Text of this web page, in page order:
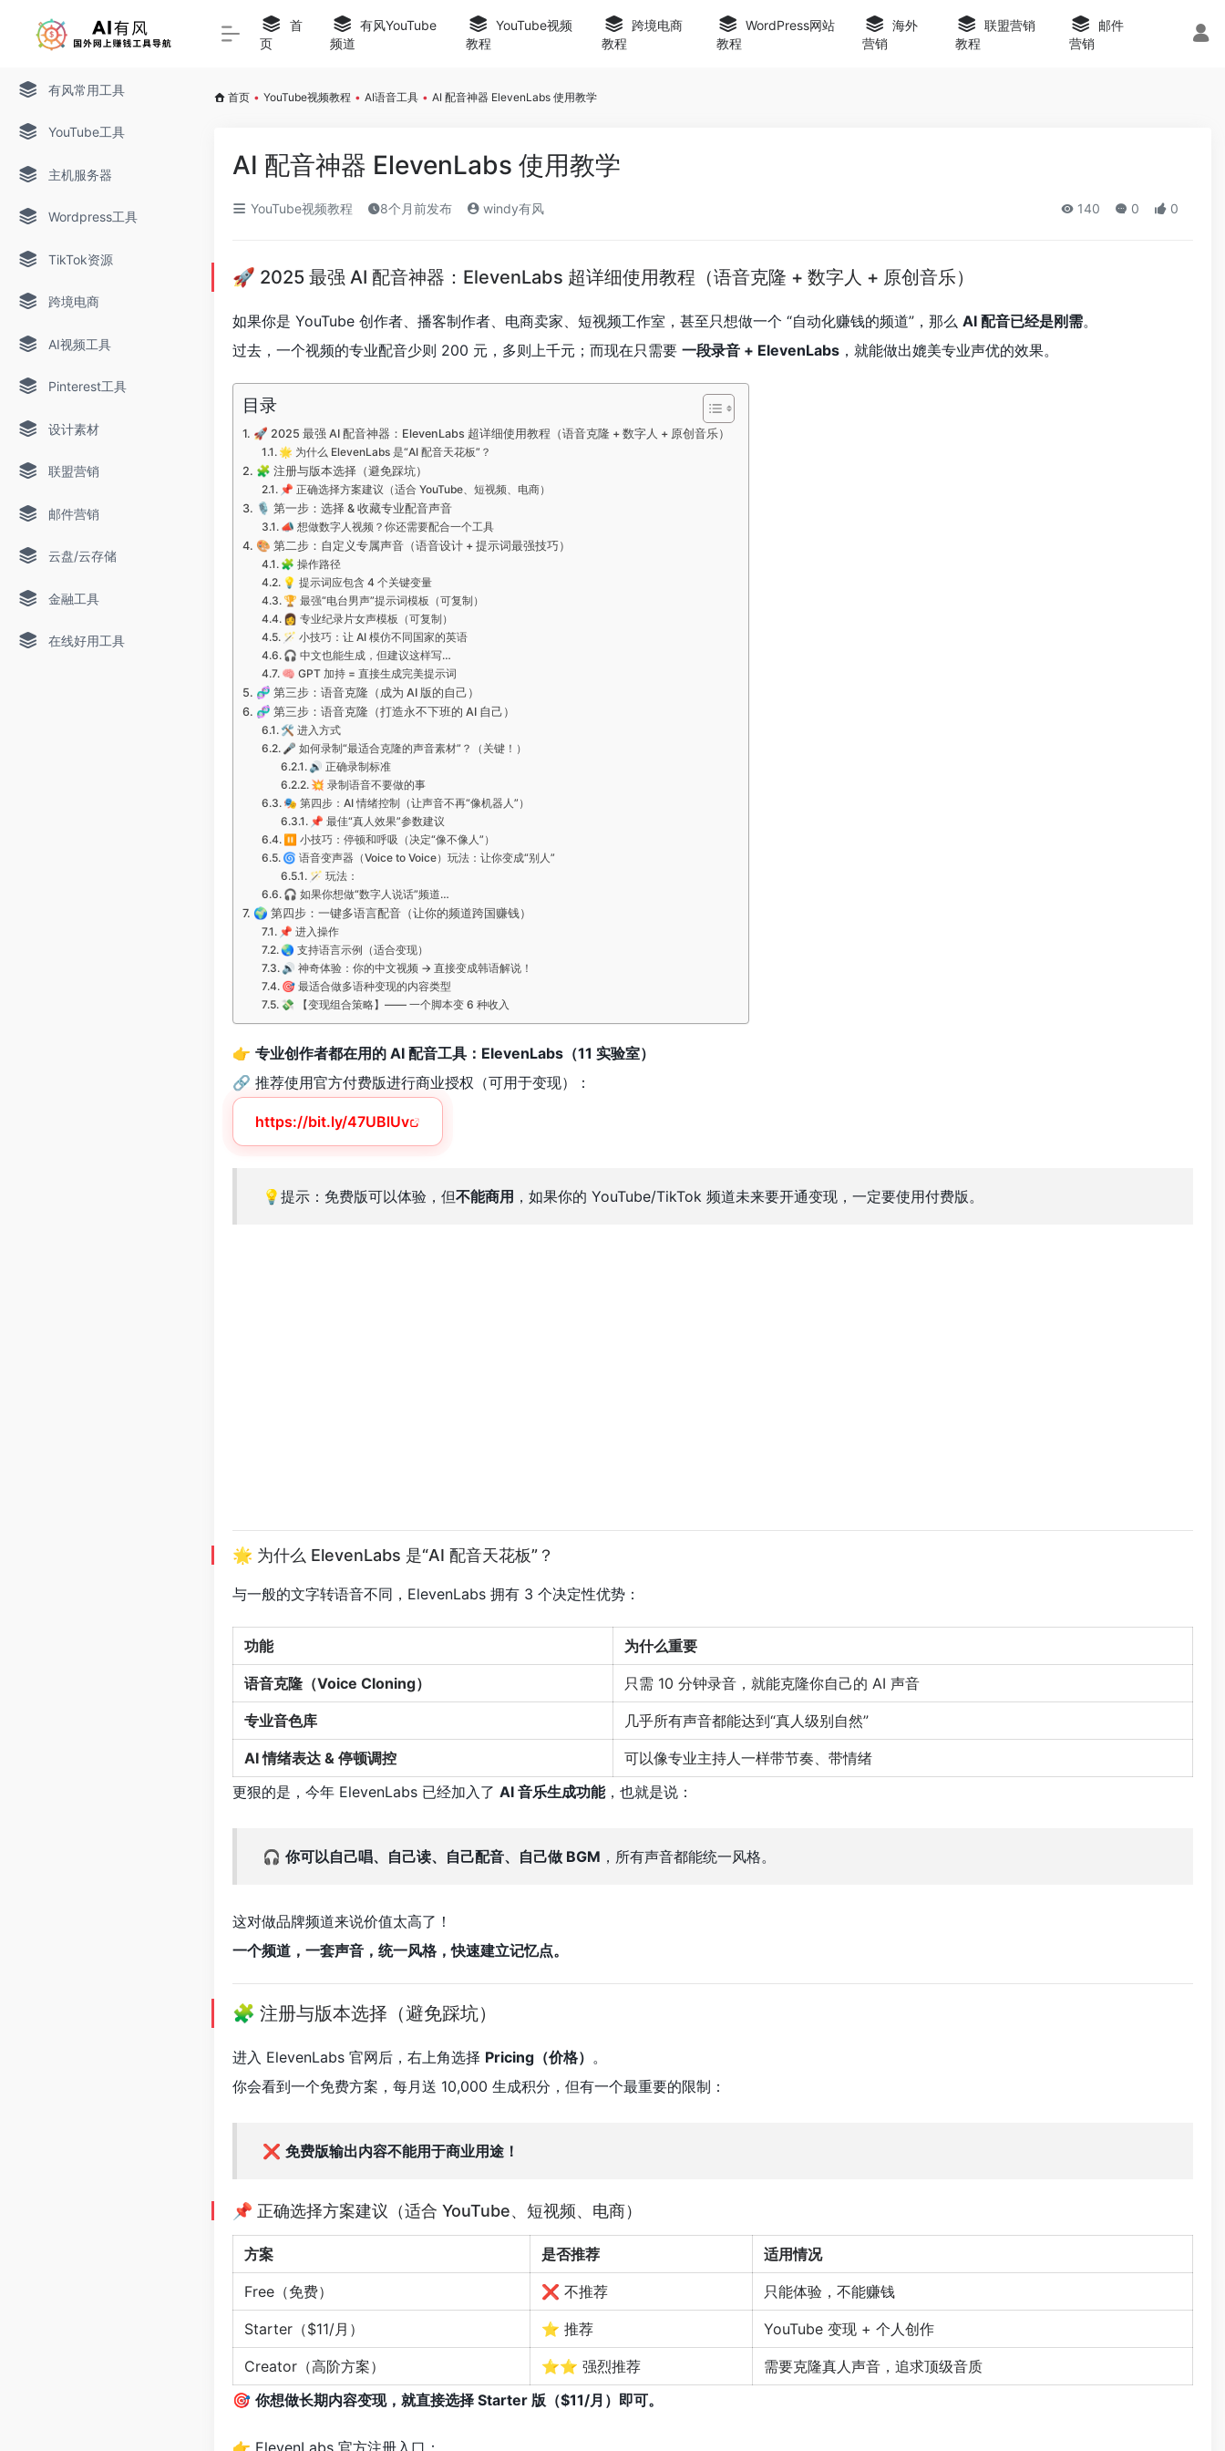
有风常用工具
YouTube工具
主机服务器
Wordpress工具
TikTok资源
跨境电商
AI视频工具
Pinterest工具
设计素材
联盟营销
邮件营销
云盘/云存储
金融工具
在线好用工具
首
页
有风YouTube
频道
YouTube视频
教程
跨境电商
教程
WordPress网站
教程
海外
营销
联盟营销
教程
邮件
营销
首页 • YouTube视频教程 • AI语音工具 • AI 配音神器 ElevenLabs 使用教学
AI 配音神器 ElevenLabs 使用教学
YouTube视频教程 8个月前发布 windy有风 140 0 0
🚀 2025 最强 AI 配音神器：ElevenLabs 超详细使用教程（语音克隆 + 数字人 + 原创音乐）
如果你是 YouTube 创作者、播客制作者、电商卖家、短视频工作室，甚至只想做一个 “自动化赚钱的频道”，那么 AI 配音已经是刚需。
过去，一个视频的专业配音少则 200 元，多则上千元；而现在只需要 一段录音 + ElevenLabs ，就能做出媲美专业声优的效果。
目录
🚀 2025 最强 AI 配音神器：ElevenLabs 超详细使用教程（语音克隆 + 数字人 + 原创音乐）
🌟 为什么 ElevenLabs 是“AI 配音天花板”？
🧩 注册与版本选择（避免踩坑）
📌 正确选择方案建议（适合 YouTube、短视频、电商）
🎙️ 第一步：选择 & 收藏专业配音声音
📣 想做数字人视频？你还需要配合一个工具
🎨 第二步：自定义专属声音（语音设计 + 提示词最强技巧）
🧩 操作路径
💡 提示词应包含 4 个关键变量
🏆 最强“电台男声”提示词模板（可复制）
👩 专业纪录片女声模板（可复制）
🪄 小技巧：让 AI 模仿不同国家的英语
🎧 中文也能生成，但建议这样写…
🧠 GPT 加持 = 直接生成完美提示词
🧬 第三步：语音克隆（成为 AI 版的自己）
🧬 第三步：语音克隆（打造永不下班的 AI 自己）
🛠 进入方式
🎤 如何录制“最适合克隆的声音素材”？（关键！）
🔊 正确录制标准
💥 录制语音不要做的事
🎭 第四步：AI 情绪控制（让声音不再“像机器人”）
📌 最佳“真人效果”参数建议
⏸ 小技巧：停顿和呼吸（决定“像不像人”）
🌀 语音变声器（Voice to Voice）玩法：让你变成“别人”
🪄 玩法：
🎧 如果你想做“数字人说话”频道…
🌍 第四步：一键多语言配音（让你的频道跨国赚钱）
📌 进入操作
🌏 支持语言示例（适合变现）
🔊 神奇体验：你的中文视频 → 直接变成韩语解说！
🎯 最适合做多语种变现的内容类型
💸 【变现组合策略】—— 一个脚本变 6 种收入
👉 专业创作者都在用的 AI 配音工具：ElevenLabs（11 实验室）
🔗 推荐使用官方付费版进行商业授权（可用于变现）：
https://bit.ly/47UBlUv
💡提示：免费版可以体验，但不能商用 ，如果你的 YouTube/TikTok 频道未来要开通变现，一定要使用付费版。
🌟 为什么 ElevenLabs 是“AI 配音天花板”？
与一般的文字转语音不同，ElevenLabs 拥有 3 个决定性优势：
功能 为什么重要
语音克隆（Voice Cloning） 只需 10 分钟录音，就能克隆你自己的 AI 声音
专业音色库 几乎所有声音都能达到“真人级别自然”
AI 情绪表达 & 停顿调控
可以像专业主持人一样带节奏、带情绪
更狠的是，今年 ElevenLabs 已经加入了 AI 音乐生成功能，也就是说：
🎧 你可以自己唱、自己读、自己配音、自己做 BGM ，所有声音都能统一风格。
这对做品牌频道来说价值太高了！
一个频道，一套声音，统一风格，快速建立记忆点。
🧩 注册与版本选择（避免踩坑）
进入 ElevenLabs 官网后，右上角选择 Pricing（价格） 。
你会看到一个免费方案，每月送 10,000 生成积分，但有一个最重要的限制：
❌ 免费版输出内容不能用于商业用途！
📌 正确选择方案建议（适合 YouTube、短视频、电商）
方案 是否推荐 适用情况
Free（免费） ❌ 不推荐 只能体验，不能赚钱
Starter（$11/月） ⭐ 推荐 YouTube 变现 + 个人创作
Creator（高阶方案） ⭐⭐ 强烈推荐
需要克隆真人声音，追求顶级音质
🎯 你想做长期内容变现，就直接选择 Starter 版（$11/月）即可。
👉 ElevenLabs 官方注册入口：